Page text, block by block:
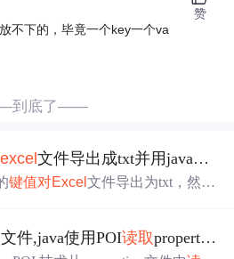
不下的，毕竟一个key一个va
赞
到底了——
excel文件导出成txt并用java读取
键值对Excel文件导出为txt，然后
键值对，通过@Service和@PostCon
件,java使用POI读取properties文件并写到